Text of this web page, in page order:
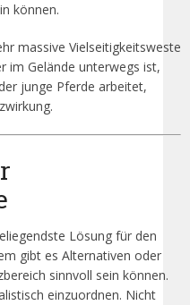
können.
massive Vielseitigkeitsweste
im Gelände unterwegs ist,
junge Pferde arbeitet,
Lösung für den
gibt es Alternativen oder
sinnvoll sein können.
einzuordnen. Nicht